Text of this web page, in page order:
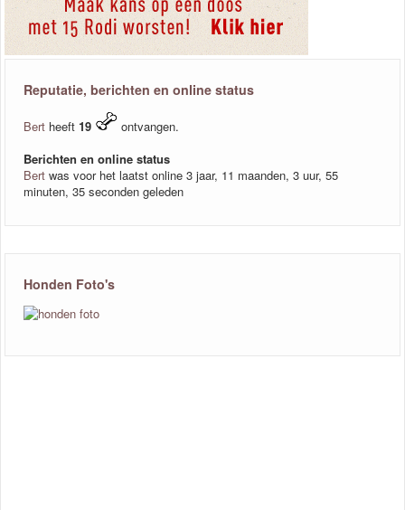
Reputatie, berichten en online status
Bert heeft 19
ontvangen.
Berichten en online status
Bert was voor het laatst online 3 jaar, 11 maanden, 3 uur, 55
minuten, 35 seconden geleden
Honden Foto's